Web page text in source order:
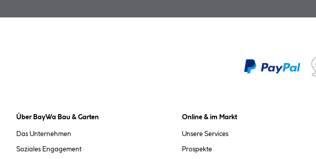
Über BayWa Bau & Garten
Das Unternehmen
Soziales Engagement
Online & im Markt
Unsere Services
Prospekte